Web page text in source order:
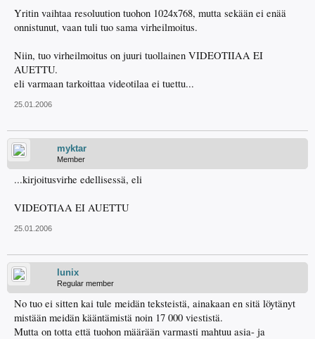
Yritin vaihtaa resoluution tuohon 1024x768, mutta sekään ei enää
onnistunut, vaan tuli tuo sama virheilmoitus.
Niin, tuo virheilmoitus on juuri tuollainen VIDEOTIIAA EI
AUETTU.
eli varmaan tarkoittaa videotilaa ei tuettu...
25.01.2006
myktar
Member
...kirjoitusvirhe edellisessä, eli
VIDEOTIAA EI AUETTU
25.01.2006
lunix
Regular member
No tuo ei sitten kai tule meidän teksteistä, ainakaan en sitä löytänyt
mistään meidän kääntämistä noin 17 000 viestistä.
Mutta on totta että tuohon määrään varmasti mahtuu asia- ja